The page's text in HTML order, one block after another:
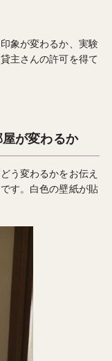
象が変わるか、実験
主さんの許可を得て
が変わるか
う変わるかをお伝え
す。白色の壁紙が貼